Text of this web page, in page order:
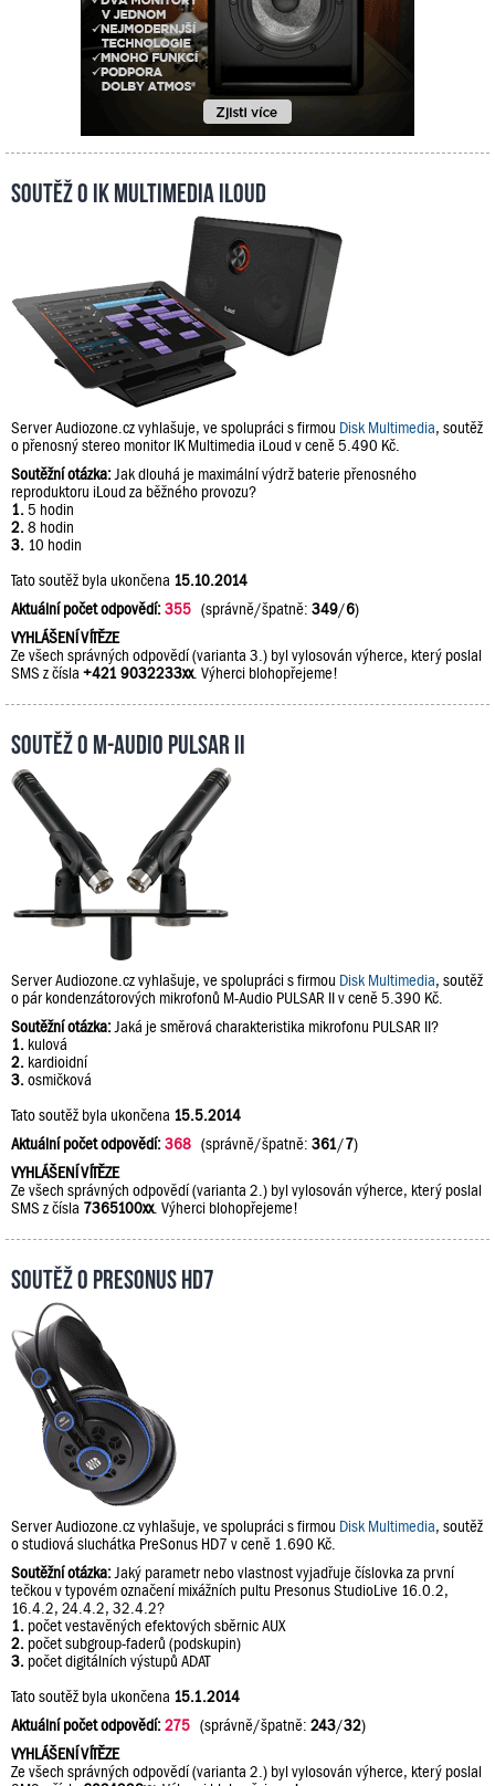
Soutěž o IK Multimedia iLoud
Server Audiozone.cz vyhlašuje, ve spolupráci s firmou Disk Multimedia, soutěž
o přenosný stereo monitor IK Multimedia iLoud v ceně 5.490 Kč.
Soutěžní otázka: Jak dlouhá je maximální výdrž baterie přenosného
reproduktoru iLoud za běžného provozu?
1. 5 hodin
2. 8 hodin
3. 10 hodin
Tato soutěž byla ukončena 15.10.2014
Aktuální počet odpovědí:355 (správně/špatně: 349/6)
VYHLÁŠENÍ VÍTĚZE
Ze všech správných odpovědí (varianta 3.) byl vylosován výherce, který poslal
SMS z čísla +421 9032233xx. Výherci blohopřejeme!
Soutěž o M-Audio PULSAR II
Server Audiozone.cz vyhlašuje, ve spolupráci s firmou Disk Multimedia, soutěž
o pár kondenzátorových mikrofonů M-Audio PULSAR II v ceně 5.390 Kč.
Soutěžní otázka: Jaká je směrová charakteristika mikrofonu PULSAR II?
1. kulová
2. kardioidní
3. osmičková
Tato soutěž byla ukončena 15.5.2014
Aktuální počet odpovědí:368 (správně/špatně: 361/7)
VYHLÁŠENÍ VÍTĚZE
Ze všech správných odpovědí (varianta 2.) byl vylosován výherce, který poslal
SMS z čísla 7365100xx. Výherci blohopřejeme!
Soutěž o PreSonus HD7
Server Audiozone.cz vyhlašuje, ve spolupráci s firmou Disk Multimedia, soutěž
o studiová sluchátka PreSonus HD7 v ceně 1.690 Kč.
Soutěžní otázka: Jaký parametr nebo vlastnost vyjadřuje číslovka za první
tečkou v typovém označení mixážních pultu Presonus StudioLive 16.0.2,
16.4.2, 24.4.2, 32.4.2?
1. počet vestavěných efektových sběrnic AUX
2. počet subgroup-faderů (podskupin)
3. počet digitálních výstupů ADAT
Tato soutěž byla ukončena 15.1.2014
Aktuální počet odpovědí:275 (správně/špatně: 243/32)
VYHLÁŠENÍ VÍTĚZE
Ze všech správných odpovědí (varianta 2.) byl vylosován výherce, který poslal